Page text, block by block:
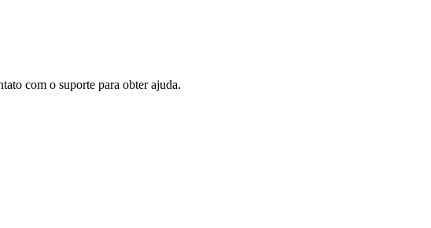
com o suporte para obter ajuda.